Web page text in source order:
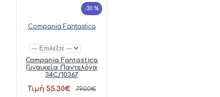
-30 %
Compania Fantastica
Compania Fantastica
Γυναικεία Παντελόνα
34C/10367
Τιμή 55.30€ 79.00€